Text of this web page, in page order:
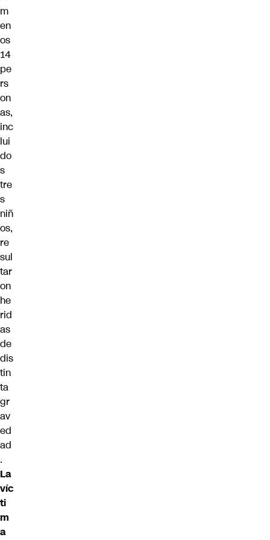
m
en
os
14
pe
rs
on
as,
inc
lui
do
s
tre
s
niñ
os,
re
sul
tar
on
he
rid
as
de
dis
tin
ta
gr
av
ed
ad
.
La
víc
ti
m
a